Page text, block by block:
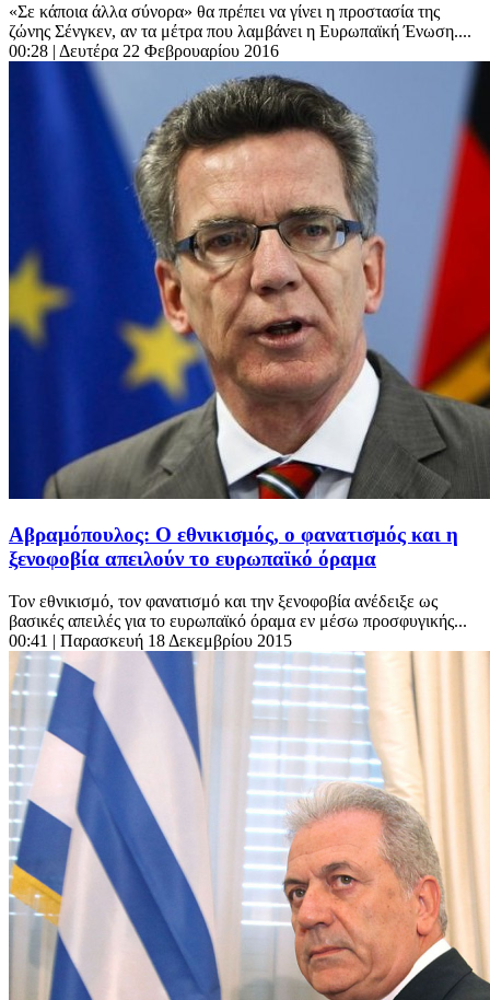
«Σε κάποια άλλα σύνορα» θα πρέπει να γίνει η προστασία της
ζώνης Σένγκεν, αν τα μέτρα που λαμβάνει η Ευρωπαϊκή Ένωση....
00:28 | Δευτέρα 22 Φεβρουαρίου 2016
Αβραμόπουλος: Ο εθνικισμός, ο φανατισμός και η
ξενοφοβία απειλούν το ευρωπαϊκό όραμα
Τον εθνικισμό, τον φανατισμό και την ξενοφοβία ανέδειξε ως
βασικές απειλές για το ευρωπαϊκό όραμα εν μέσω προσφυγικής...
00:41 | Παρασκευή 18 Δεκεμβρίου 2015